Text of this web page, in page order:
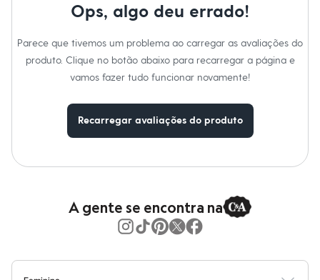
Inverno
Novidades
Roupas
Camisetas e Regatas
Casacos e Jaquetas
Polos
Acessórios
Calçados
Botas
Ops, algo deu errado!
Parece que tivemos um problema ao carregar as avaliações do
produto. Clique no botão abaixo para recarregar a página e
vamos fazer tudo funcionar novamente!
Recarregar avaliações do produto
A gente se encontra na